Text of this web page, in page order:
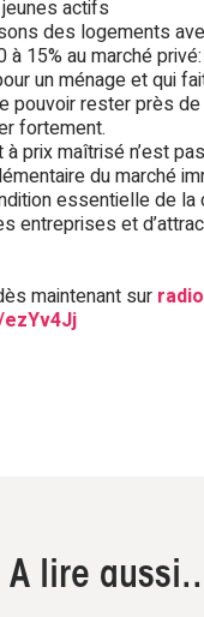
actifs
des logements
à 15% au marché
un ménage et qui
pouvoir rester près
fortement.
prix maîtrisé n’est
du marché
essentielle de
entreprises et
maintenant sur
A lire